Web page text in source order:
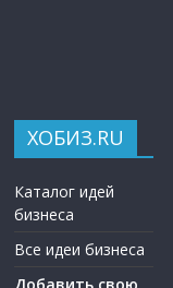
ХОБИЗ.RU
Каталог идей
бизнеса
Все идеи бизнеса